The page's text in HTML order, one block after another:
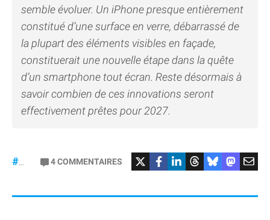
semble évoluer. Un iPhone presque entièrement
constitué d’une surface en verre, débarrassé de
la plupart des éléments visibles en façade,
constituerait une nouvelle étape dans la quête
d’un smartphone tout écran. Reste désormais à
savoir combien de ces innovations seront
effectivement prêtes pour 2027.
#iPhone20 4COMMENTAIRES